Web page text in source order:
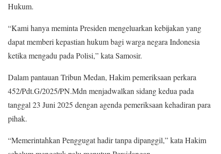
Hukum.
“Kami hanya meminta Presiden mengeluarkan kebijakan yang
dapat memberi kepastian hukum bagi warga negara Indonesia
ketika mengadu pada Polisi,” kata Samosir.
Dalam pantauan Tribun Medan, Hakim pemeriksaan perkara
452/Pdt.G/2025/PN.Mdn menjadwalkan sidang kedua pada
tanggal 23 Juni 2025 dengan agenda pemeriksaan kehadiran para
pihak.
“Memerintahkan Penggugat hadir tanpa dipanggil,” kata Hakim